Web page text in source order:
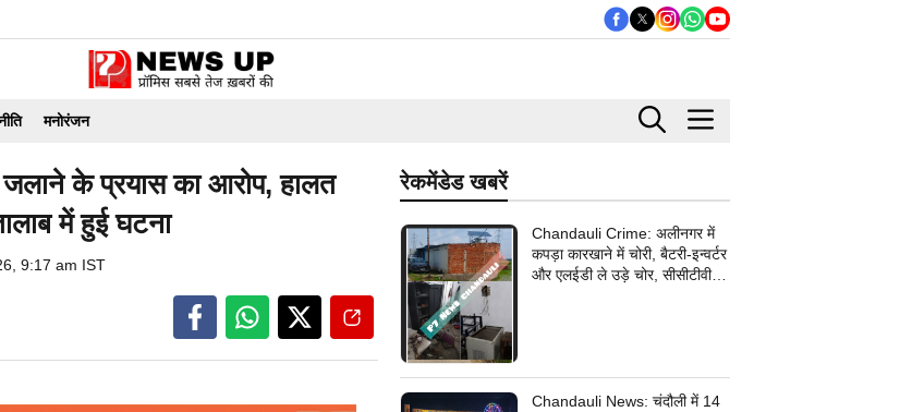
मनोरंजन
के प्रयास का आरोप, हालत
में हुई घटना
9:17 am IST
रेकमेंडेड खबरें
Chandauli Crime: अलीनगर में
कपड़ा कारखाने में चोरी, बैटरी-इन्वर्टर
और एलईडी ले उड़े चोर, सीसीटीवी
Chandauli News: चंदौली में 14